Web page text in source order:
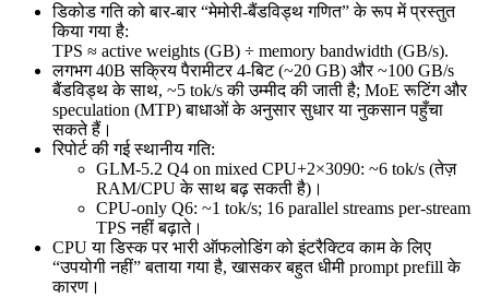
डिकोड गति को बार-बार “मेमोरी-बैंडविड्थ गणित” के रूप में प्रस्तुत
किया गया है:
TPS ≈ active weights (GB) ÷ memory bandwidth (GB/s).
लगभग 40B सक्रिय पैरामीटर 4-बिट (~20 GB) और ~100 GB/s
बैंडविड्थ के साथ, ~5 tok/s की उम्मीद की जाती है; MoE रूटिंग और
speculation (MTP) बाधाओं के अनुसार सुधार या नुकसान पहुँचा
सकते हैं।
रिपोर्ट की गई स्थानीय गति:
GLM‑5.2 Q4 on mixed CPU+2×3090: ~6 tok/s (तेज़
RAM/CPU के साथ बढ़ सकती है)।
CPU-only Q6: ~1 tok/s; 16 parallel streams per-stream
TPS नहीं बढ़ाते।
CPU या डिस्क पर भारी ऑफलोडिंग को इंटरैक्टिव काम के लिए
“उपयोगी नहीं” बताया गया है, खासकर बहुत धीमी prompt prefill के
कारण।